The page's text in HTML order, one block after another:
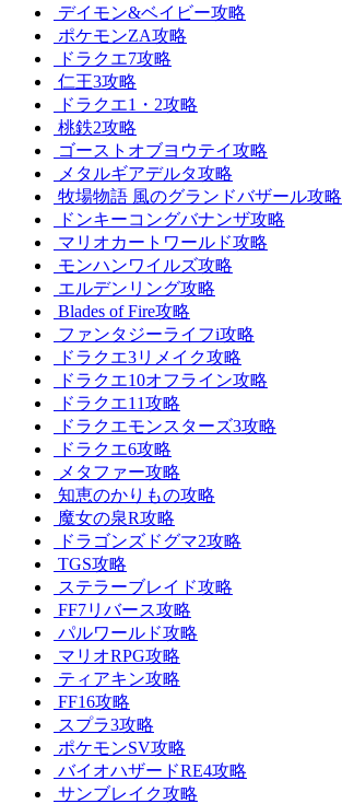
デイモン&ベイビー攻略
ポケモンZA攻略
ドラクエ7攻略
仁王3攻略
ドラクエ1・2攻略
桃鉄2攻略
ゴーストオブヨウテイ攻略
メタルギアデルタ攻略
牧場物語 風のグランドバザール攻略
ドンキーコングバナンザ攻略
マリオカートワールド攻略
モンハンワイルズ攻略
エルデンリング攻略
Blades of Fire攻略
ファンタジーライフi攻略
ドラクエ3リメイク攻略
ドラクエ10オフライン攻略
ドラクエ11攻略
ドラクエモンスターズ3攻略
ドラクエ6攻略
メタファー攻略
知恵のかりもの攻略
魔女の泉R攻略
ドラゴンズドグマ2攻略
TGS攻略
ステラーブレイド攻略
FF7リバース攻略
パルワールド攻略
マリオRPG攻略
ティアキン攻略
FF16攻略
スプラ3攻略
ポケモンSV攻略
バイオハザードRE4攻略
サンブレイク攻略